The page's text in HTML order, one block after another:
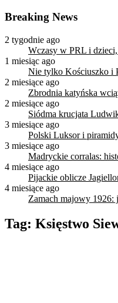
Breaking News
2 tygodnie ago
Wczasy w PRL i
1 miesiąc ago
Nie tylko Kościuszko i
2 miesiące ago
Zbrodnia katyńska
2 miesiące ago
Siódma krucjata
3 miesiące ago
Polski Luksor i
3 miesiące ago
Madryckie corralas:
4 miesiące ago
Pijackie oblicze
4 miesiące ago
Zamach majowy 1926:
Tag: Księstwo